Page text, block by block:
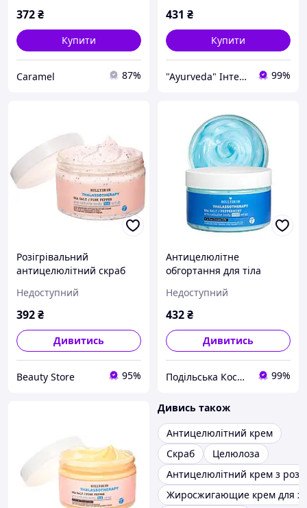
372₴
Купити
Сaramel 87%
431 ₴
Купити
"Ayurveda" Інтернет магазин аюрведичних товарів з Індії 99%
Розігрівальний
антицелюлітний скраб
(4823109700536)
Недоступний
392₴
Дивитись
Beauty Store 95%
Антицелюлітне
обгортання для тіла
Thalassotherapy з
морською сіллю та
Недоступний
432₴
Дивитись
Подільська Косметична Компанія 99%
Дивись також
Антицелюлітний крем
Скраб
Целюлоза
Антицелюлітний крем з
Жиросжигающие крем для